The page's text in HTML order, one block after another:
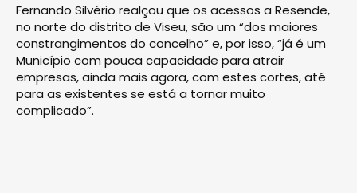
Fernando Silvério realçou que os acessos a Resende,
no norte do distrito de Viseu, são um “dos maiores
constrangimentos do concelho” e, por isso, “já é um
Município com pouca capacidade para atrair
empresas, ainda mais agora, com estes cortes, até
para as existentes se está a tornar muito
complicado”.